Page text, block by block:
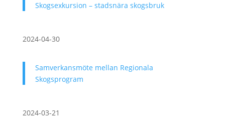
Skogsexkursion – stadsnära skogsbruk
2024-04-30
Samverkansmöte mellan Regionala
Skogsprogram
2024-03-21